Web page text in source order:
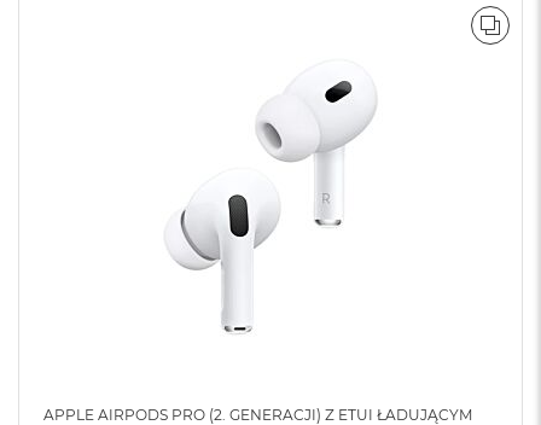
APPLE AIRPODS PRO (2. GENERACJI) Z ETUI ŁADUJĄCYM